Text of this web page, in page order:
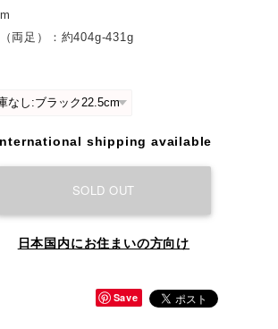
両足）：約404g-431g
shipping available
SOLD OUT
日本国内にお住まいの方向け
Save